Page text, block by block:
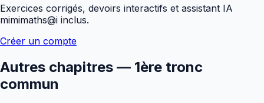
Exercices corrigés, devoirs interactifs et assistant IA
mimimaths@i inclus.
Créer un compte
Autres chapitres — 1ère tronc
commun